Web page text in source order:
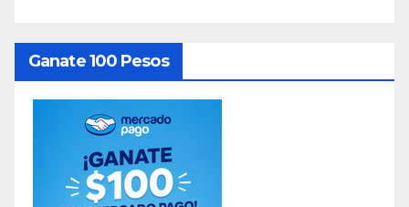
Ganate 100 Pesos